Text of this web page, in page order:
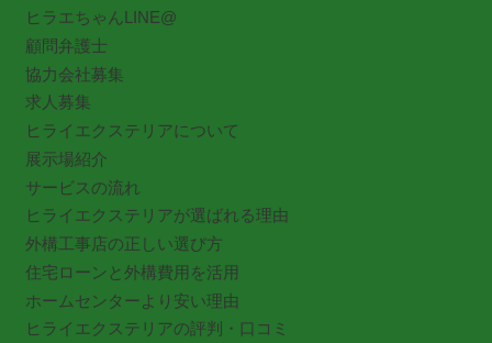
ヒラエちゃんLINE@
顧問弁護士
協力会社募集
求人募集
ヒライエクステリアについて
展示場紹介
サービスの流れ
ヒライエクステリアが選ばれる理由
外構工事店の正しい選び方
住宅ローンと外構費用を活用
ホームセンターより安い理由
ヒライエクステリアの評判・口コミ